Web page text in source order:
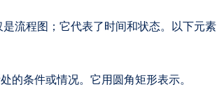
流程图；它代表了时间和状态。以下元素
的条件或情况。它用圆角矩形表示。